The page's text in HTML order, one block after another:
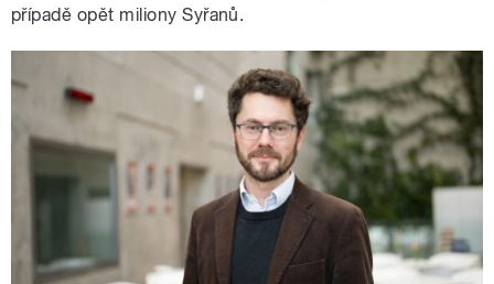
případě opět miliony Syřanů.